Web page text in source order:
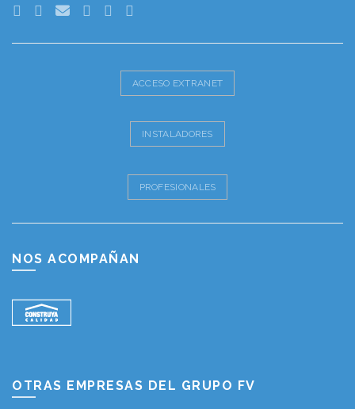
ACCESO EXTRANET
INSTALADORES
PROFESIONALES
NOS ACOMPAÑAN
OTRAS EMPRESAS DEL GRUPO FV